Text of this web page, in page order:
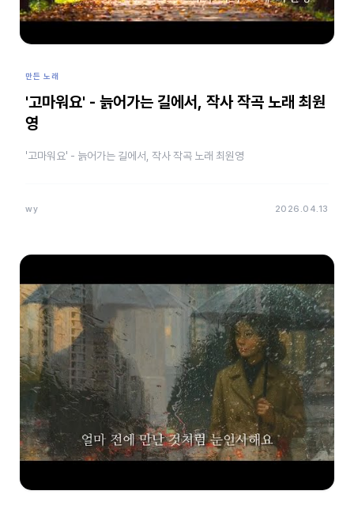
만든 노래
'고마워요' - 늙어가는 길에서, 작사 작곡 노래 최원
영
'고마워요' - 늙어가는 길에서, 작사 작곡 노래 최원영
wy 2026.04.13